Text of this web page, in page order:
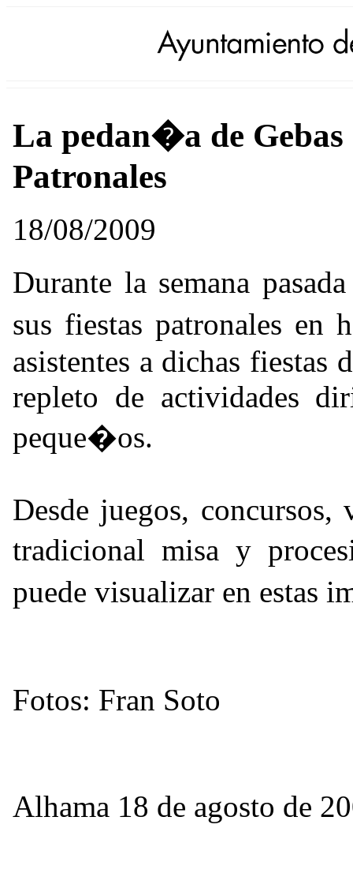
La pedan�a de
Patronales
18/08/2009
Durante la semana
sus fiestas patronales
asistentes a dichas fiestas
repleto de actividades
peque�os.
Desde juegos, concursos,
tradicional misa y
puede visualizar en estas
Fotos: Fran Soto
Alhama 18 de agosto de